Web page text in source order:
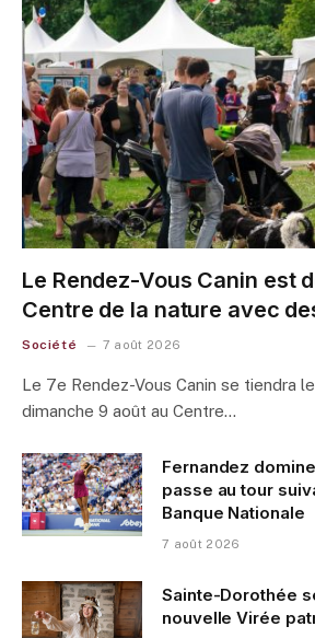
Le Rendez-Vous Canin est
Centre de la nature avec
Société 7 août 2026
Le 7e Rendez-Vous Canin se tiendra
dimanche 9 août au Centre…
Fernandez
passe au tour
Banque Nationale
7 août 2026
Sainte-Dorothée
nouvelle Virée